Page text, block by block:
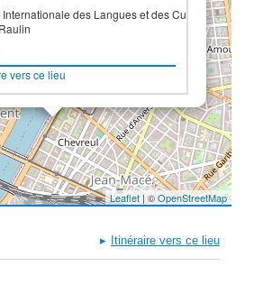
Internationale des Langues et des Cultures
vers ce lieu
Leaflet| ©OpenStreetMap
Itinéraire vers ce lieu